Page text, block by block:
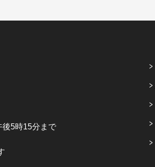
後5時15分まで